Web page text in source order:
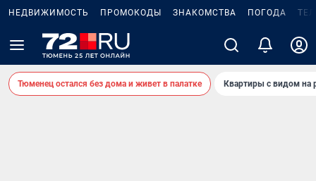
НЕДВИЖИМОСТЬ ПРОМОКОДЫ ЗНАКОМСТВА ПОГОДА
Тюменец остался без дома и живет в палатке Квартиры с видом на